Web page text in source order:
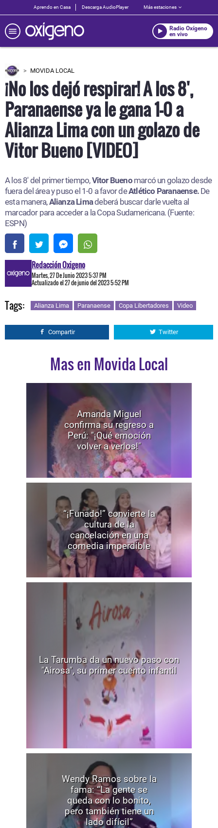
Aprendo en Casa Descarga AudioPlayer Más estaciones
Radio Oxígeno
en vivo
MOVIDA LOCAL
¡No los dejó respirar! A los 8',
Paranaense ya le gana 1-0 a
Alianza Lima con un golazo de
Vitor Bueno [VIDEO]
A los 8' del primer tiempo,Vitor Bueno marcó un golazo desde
fuera del área y puso el 1-0 a favor deAtlético Paranaense. De
esta manera,Alianza Limadeberá buscar darle vuelta al
marcador para acceder a la Copa Sudamericana. (Fuente:
ESPN)
Redacción Oxigeno
Martes, 27 De Junio 2023 5:37 PM
Actualizado el 27 de junio del 2023 5:52 PM
Tags: Alianza Lima Paranaense Copa Libertadores Video
Compartir Twitter
Mas en Movida Local
Amanda Miguel
confirma su regreso a
Perú: "¡Qué emoción
volver a verlos!"
“¡Funado!” convierte la
cultura de la
cancelación en una
comedia imperdible
La Tarumba da un nuevo paso con
"Airosa", su primer cuento infantil
Wendy Ramos sobre la
fama: “La gente se
queda con lo bonito,
pero también tiene un
lado difícil”